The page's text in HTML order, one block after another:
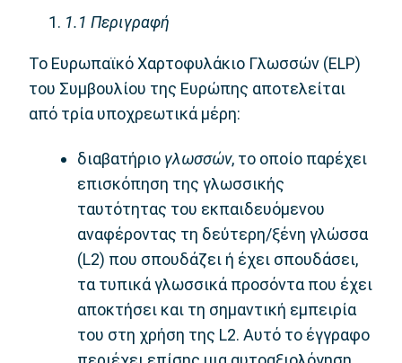
1.1Περιγραφή
Το Ευρωπαϊκό Χαρτοφυλάκιο Γλωσσών (ELP)
του Συμβουλίου της Ευρώπης αποτελείται
από τρία υποχρεωτικά μέρη:
διαβατήριο γλωσσών, το οποίο παρέχει
επισκόπηση της γλωσσικής
ταυτότητας του εκπαιδευόμενου
αναφέροντας τη δεύτερη/ξένη γλώσσα
(L2) που σπουδάζει ή έχει σπουδάσει,
τα τυπικά γλωσσικά προσόντα που έχει
αποκτήσει και τη σημαντική εμπειρία
του στη χρήση της L2. Αυτό το έγγραφο